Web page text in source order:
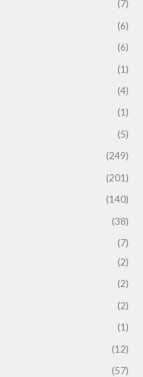
(7)
(6)
(6)
(1)
(4)
(1)
(5)
(249)
(201)
(140)
(38)
(7)
(2)
(2)
(2)
(1)
(12)
(57)